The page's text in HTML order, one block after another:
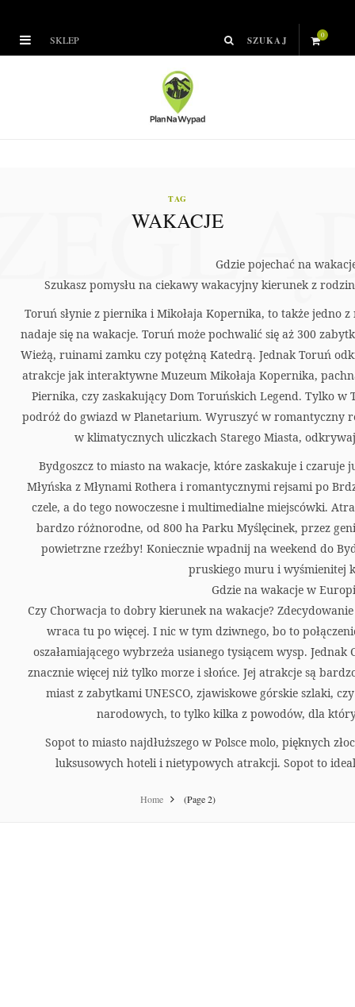
SKLEP 0
n
g
C
a
t
TAG
WAKACJE
Gdzie pojechać na
Szukasz pomysłu na ciekawy wakacyjny kierunek z
Toruń słynie z piernika i Mikołaja Kopernika, to także jedno
nadaje się na wakacje. Toruń może pochwalić się aż 300
Wieżą, ruinami zamku czy potężną Katedrą. Jednak Toruń
atrakcje jak interaktywne Muzeum Mikołaja Kopernika,
Piernika, czy zaskakujący Dom Toruńskich Legend. Tylko
podróż do gwiazd w Planetarium. Wyruszyć w romantyczny
w klimatycznych uliczkach Starego Miasta,
Bydgoszcz to miasto na wakacje, które zaskakuje i czaruje
Młyńska z Młynami Rothera i romantycznymi rejsami po
czele, a do tego nowoczesne i multimedialne miejscówki.
bardzo różnorodne, od 800 ha Parku Myślęcinek, przez
powietrzne rzeźby! Koniecznie wpadnij na weekend do
pruskiego muru i wyśmienitej
Gdzie na wakacje w
Czy Chorwacja to dobry kierunek na wakacje?
wraca tu po więcej. I nic w tym dziwnego, bo to
oszałamiającego wybrzeża usianego tysiącem wysp.
znacznie więcej niż tylko morze i słońce. Jej atrakcje są
miast z zabytkami UNESCO, zjawiskowe górskie szlaki,
narodowych, to tylko kilka z powodów, dla
Sopot to miasto najdłuższego w Polsce molo, pięknych
luksusowych hoteli i nietypowych atrakcji. Sopot to
Home (Page 2)